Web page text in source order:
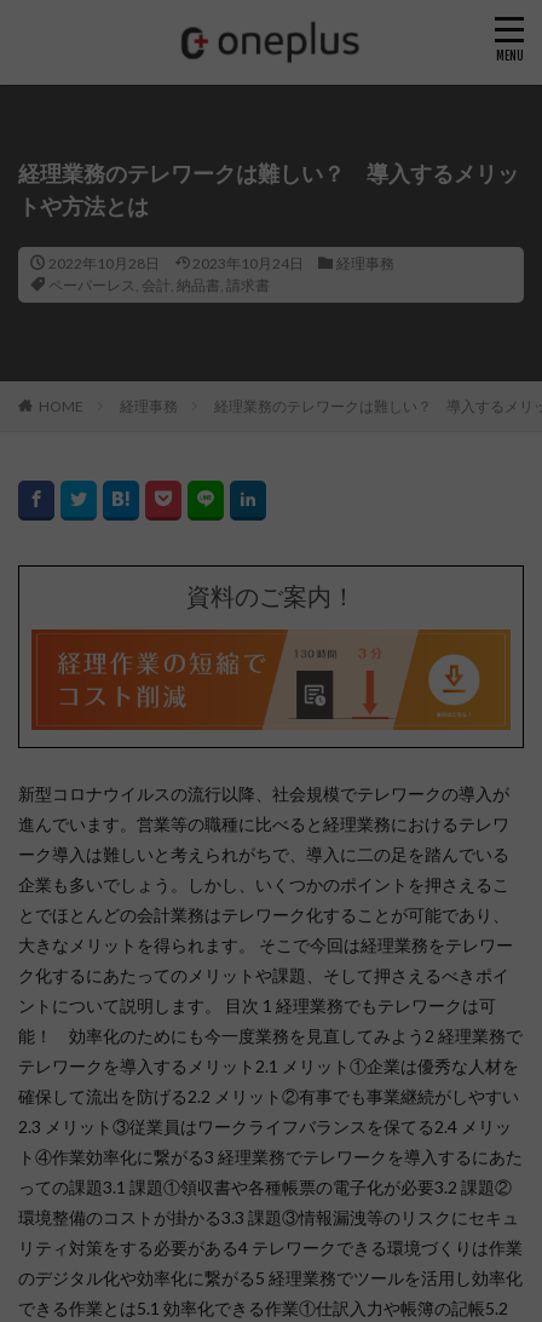
経理業務のテレワークは難しい？ 導入するメリッ
トや方法とは
2022年10月28日 2023年10月24日
経理事務
ペーパーレス , 会計, 納品書 , 請求書
HOME 経理事務 経理業務のテレワークは難しい？ 導入するメリ
資料のご案内！
新型コロナウイルスの流行以降、社会規模でテレワークの導入が
進んでいます。営業等の職種に比べると経理業務におけるテレワ
ーク導入は難しいと考えられがちで、導入に二の足を踏んでいる
企業も多いでしょう。しかし、いくつかのポイントを押さえるこ
とでほとんどの会計業務はテレワーク化することが可能であり、
大きなメリットを得られます。 そこで今回は経理業務をテレワー
ク化するにあたってのメリットや課題、そして押さえるべきポイ
ントについて説明します。 目次 1 経理業務でもテレワークは可
能！ 効率化のためにも今一度業務を見直してみよう2 経理業務で
テレワークを導入するメリット2.1 メリット①企業は優秀な人材を
確保して流出を防げる2.2 メリット②有事でも事業継続がしやすい
2.3 メリット③従業員はワークライフバランスを保てる2.4 メリッ
ト④作業効率化に繋がる3 経理業務でテレワークを導入するにあた
っての課題3.1 課題①領収書や各種帳票の電子化が必要3.2 課題②
環境整備のコストが掛かる3.3 課題③情報漏洩等のリスクにセキュ
リティ対策をする必要がある4 テレワークできる環境づくりは作業
のデジタル化や効率化に繋がる5 経理業務でツールを活用し効率化
できる作業とは5.1 効率化できる作業①仕訳入力や帳簿の記帳5.2